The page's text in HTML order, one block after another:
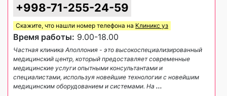
+998-71-255-24-59
Скажите, что нашли номер телефона на Клиникс уз
Время работы: 9.00-18.00
Частная клиника Аполлония - это высокоспециализированный
медицинский центр, который предоставляет современные
медицинские услуги опытными консультантами и
специалистами, используя новейшие технологии с новейшим
медицинским оборудованием и системами. На ...